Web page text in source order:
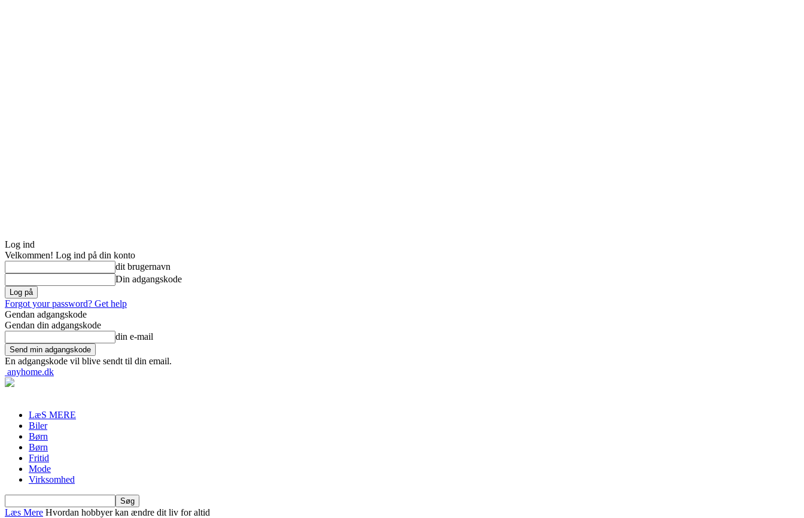
Log ind
Velkommen! Log ind på din konto
dit brugernavn
Din adgangskode
Forgot your password? Get help
Gendan adgangskode
Gendan din adgangskode
din e-mail
En adgangskode vil blive sendt til din email.
anyhome.dk
LæS MERE
Biler
Børn
Børn
Fritid
Mode
Virksomhed
Læs Mere Hvordan hobbyer kan ændre dit liv for altid